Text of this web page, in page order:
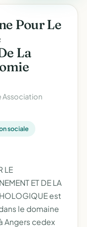
Pour Le
La
Association
sociale
LE
ET DE LA
est
le domaine
Angers cedex